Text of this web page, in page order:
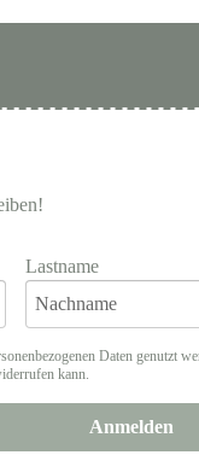
Lastname
Daten genutzt
kann.
Anmelden